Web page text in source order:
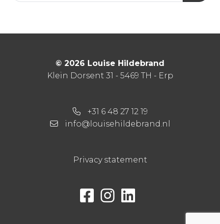
© 2026 Louise Hildebrand
Klein Dorsent 31 - 5469 TH - Erp
+31 6 48 27 12 19
info@louisehildebrand.nl
Privacy statement